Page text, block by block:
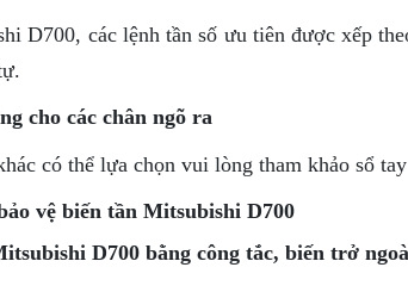
D700, các lệnh tần số ưu tiên được xếp
cho các chân ngõ ra
có thể lựa chọn vui lòng tham khảo sổ
vệ biến tần Mitsubishi D700
D700 bằng công tắc, biến trở